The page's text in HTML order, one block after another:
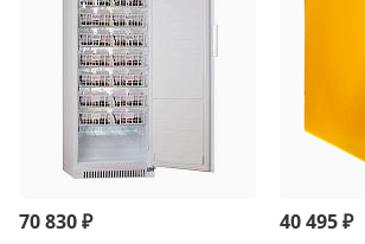
70 830₽ 40 495₽